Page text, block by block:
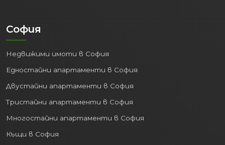
София
Недвижими имоти в София
Едностайни апартаменти в София
Двустайни апартаменти в София
Тристайни апартаменти в София
Многостайни апартаменти в София
Къщи в София